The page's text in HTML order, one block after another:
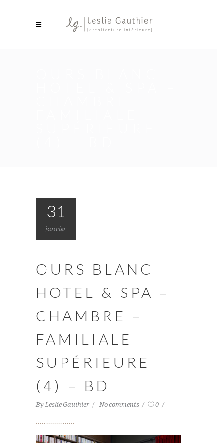
31
janvier
OURS BLANC
HOTEL & SPA –
CHAMBRE –
FAMILIALE
SUPÉRIEURE
(4) – BD
By Leslie Gauthier No comments 0